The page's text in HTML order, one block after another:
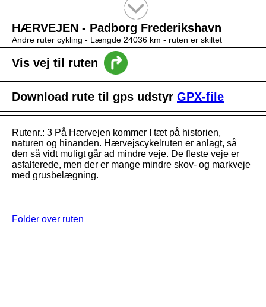
HÆRVEJEN - Padborg Frederikshavn
Andre ruter cykling - Længde 24036 km - ruten er skiltet
Vis vej til ruten
Download rute til gps udstyr GPX-file
Rutenr.: 3 På Hærvejen kommer I tæt på historien,
naturen og hinanden. Hærvejscykelruten er anlagt, så
den så vidt muligt går ad mindre veje. De fleste veje er
asfalterede, men der er mange mindre skov- og markveje
med grusbelægning.
Folder over ruten